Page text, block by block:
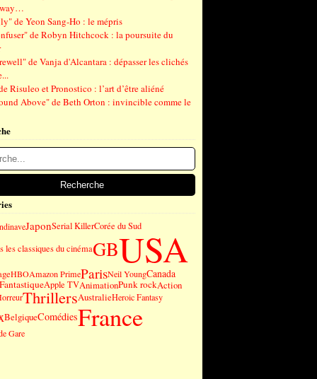
de Yeon Sang-Ho : le mépris
de Robyn Hitchcock : la poursuite du
de Vanja d'Alcantara : dépasser les clichés
Risuleo et Pronostico : l’art d’être aliéné
Above" de Beth Orton : invincible comme le
JaponSerial KillerCorée du Sud
les classiques du cinémaGBUSA
HBOAmazon PrimeParisNeil YoungCanada
FantastiqueApple TVAnimationPunk rockAction
ThrillersAustralieHeroic Fantasy
BelgiqueComédiesFrance
Gare